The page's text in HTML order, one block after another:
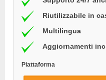
Riutilizzabile in
Multilingua
Aggiornamenti
Piattaforma